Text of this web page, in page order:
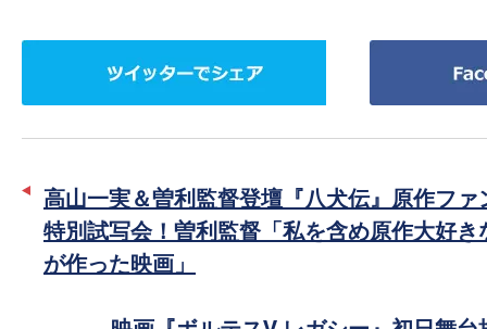
ー
高山一実＆曽利監督登壇『八犬伝』原作ファ
特別試写会！曽利監督「私を含め原作大好き
が作った映画」